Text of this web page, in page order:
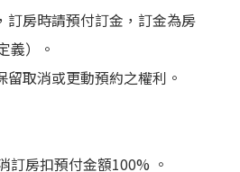
訂房時請預付訂金，訂金為房
義）。
取消或更動預約之權利。
房扣預付金額100% 。